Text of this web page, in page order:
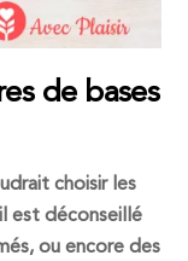
de bases
choisir les
est déconseillé
ou encore des